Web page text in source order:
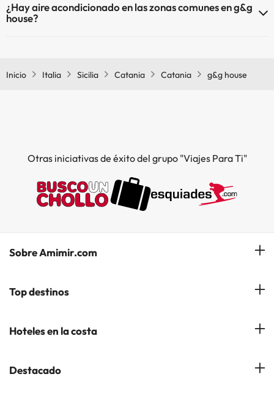
¿Hay aire acondicionado en las zonas comunes en g&g
house?
Inicio Italia Sicilia Catania Catania g&g house
Otras iniciativas de éxito del grupo "Viajes Para Ti"
Sobre Amimir.com
¿Quiénes somos?
Gestionar mi reserva
Top destinos
Hoteles en Salou
Hoteles en Andorra la Vella
Hoteles en la costa
Hoteles en la Costa Azahar
Destacado